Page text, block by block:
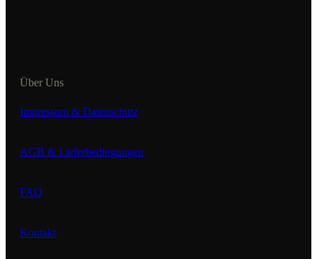
Über Uns
Impressum & Datenschutz
AGB & Lieferbedingungen
FAQ
Kontakt